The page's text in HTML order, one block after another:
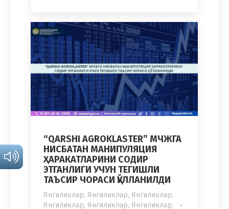
“QARSHI AGROKLASTER” МЧЖГА
НИСБАТАН МАНИПУЛЯЦИЯ
ҲАРАКАТЛАРИНИ СОДИР
ЭТГАНЛИГИ УЧУН ТЕГИШЛИ
ТАЪСИР ЧОРАСИ ҚЎЛЛАНИЛДИ
Янгиликлар, Янгиликлар, Янгиликлар,
Янгиликлар, Янгиликлар, Янгиликлар,